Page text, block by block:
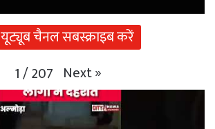
यूट्यूब चैनल सबस्क्राइब करें
1/207 Next»